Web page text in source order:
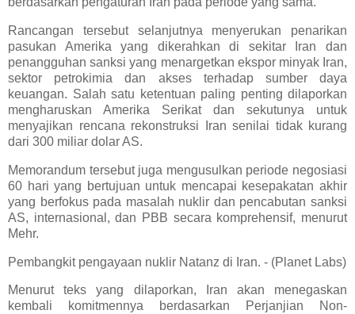
Rancangan tersebut selanjutnya menyerukan penarikan
pasukan Amerika yang dikerahkan di sekitar Iran dan
penangguhan sanksi yang menargetkan ekspor minyak Iran,
sektor petrokimia dan akses terhadap sumber daya
keuangan. Salah satu ketentuan paling penting dilaporkan
mengharuskan Amerika Serikat dan sekutunya untuk
menyajikan rencana rekonstruksi Iran senilai tidak kurang
dari 300 miliar dolar AS.
Memorandum tersebut juga mengusulkan periode negosiasi
60 hari yang bertujuan untuk mencapai kesepakatan akhir
yang berfokus pada masalah nuklir dan pencabutan sanksi
AS, internasional, dan PBB secara komprehensif, menurut
Mehr.
Pembangkit pengayaan nuklir Natanz di Iran. - (Planet Labs)
Menurut teks yang dilaporkan, Iran akan menegaskan
kembali komitmennya berdasarkan Perjanjian Non-